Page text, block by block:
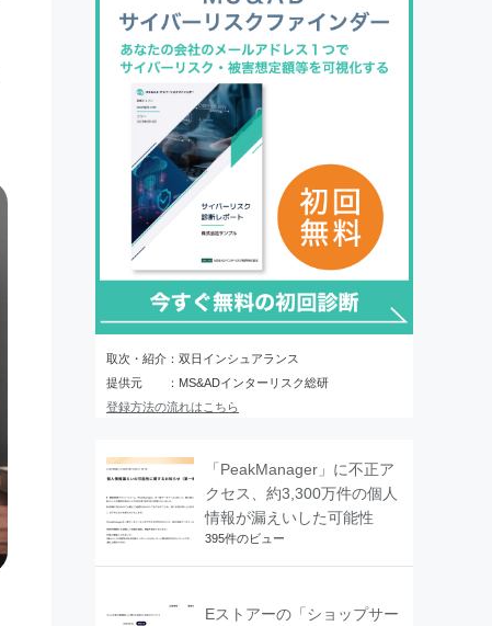
取次・紹介：双日インシュアランス
提供元 ：MS&ADインターリスク総研
登録方法の流れはこちら
「PeakManager」に不正ア
クセス、約3,300万件の個人
情報が漏えいした可能性
395件のビュー
Eストアーの「ショップサー